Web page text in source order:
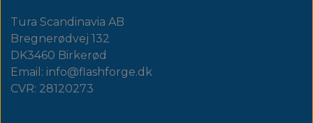
Tura Scandinavia AB
Bregnerødvej 132
DK3460 Birkerød
Email: info@flashforge.dk
CVR: 28120273